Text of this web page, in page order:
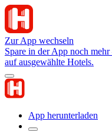
Zur App wechseln
Spare in der App noch
auf ausgewählte Hotels.
App herunterladen